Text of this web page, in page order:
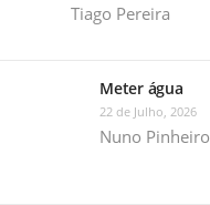
Tiago Pereira
Meter água
22 de Julho, 2026
Nuno Pinheiro